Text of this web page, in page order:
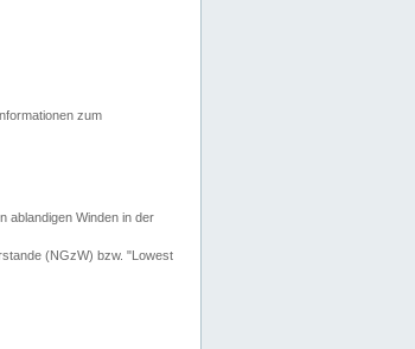
zum
ablandigen Winden in der
(NGzW) bzw. "Lowest